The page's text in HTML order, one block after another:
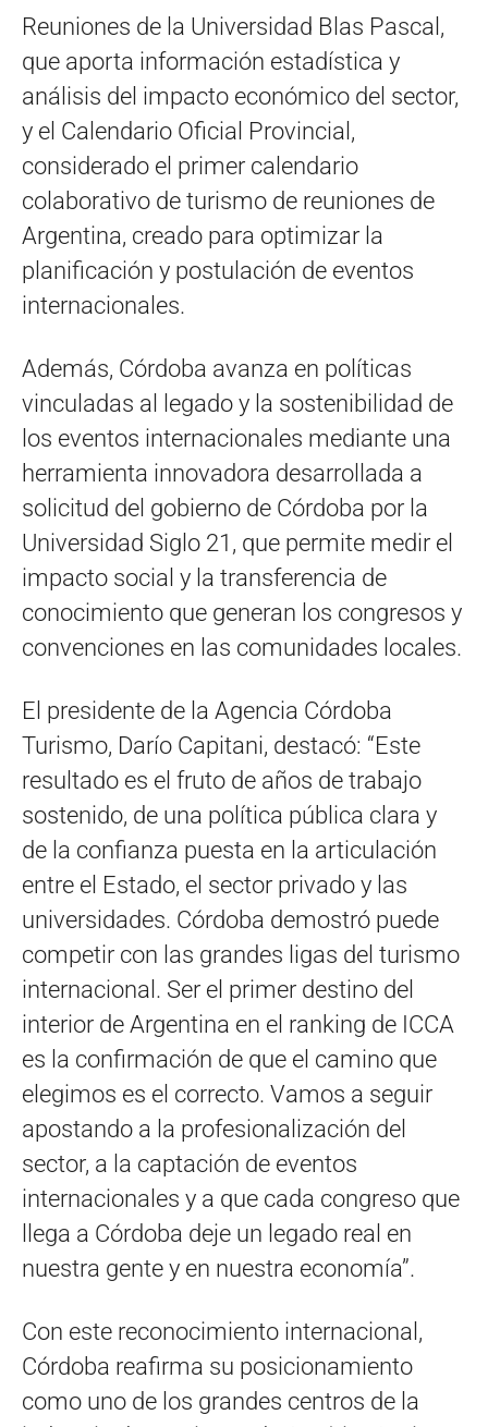
Reuniones de la Universidad Blas Pascal,
que aporta información estadística y
análisis del impacto económico del sector,
y el Calendario Oficial Provincial,
considerado el primer calendario
colaborativo de turismo de reuniones de
Argentina, creado para optimizar la
planificación y postulación de eventos
internacionales.
Además, Córdoba avanza en políticas
vinculadas al legado y la sostenibilidad de
los eventos internacionales mediante una
herramienta innovadora desarrollada a
solicitud del gobierno de Córdoba por la
Universidad Siglo 21, que permite medir el
impacto social y la transferencia de
conocimiento que generan los congresos y
convenciones en las comunidades locales.
El presidente de la Agencia Córdoba
Turismo, Darío Capitani, destacó: “Este
resultado es el fruto de años de trabajo
sostenido, de una política pública clara y
de la confianza puesta en la articulación
entre el Estado, el sector privado y las
universidades. Córdoba demostró puede
competir con las grandes ligas del turismo
internacional. Ser el primer destino del
interior de Argentina en el ranking de ICCA
es la confirmación de que el camino que
elegimos es el correcto. Vamos a seguir
apostando a la profesionalización del
sector, a la captación de eventos
internacionales y a que cada congreso que
llega a Córdoba deje un legado real en
nuestra gente y en nuestra economía”.
Con este reconocimiento internacional,
Córdoba reafirma su posicionamiento
como uno de los grandes centros de la